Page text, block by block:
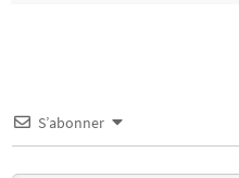
S’abonner